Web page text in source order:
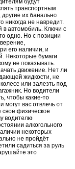
будут
транспортным
их банально
никогда не навредит.
в автомобиль. Ключи с
одно. Но с позиции
его наличии, и
Некоторые бумаги
не показывать.
движение. Нет ли
жидкости, не
или залезть под
Но водители
чтобы какие-то
вас отвлечь от
своё физическое
водителю
алкогольного
некоторых
не пройдёт
садиться за руль
это